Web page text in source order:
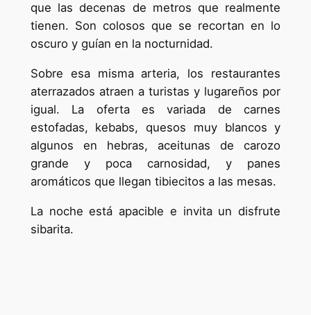
que las decenas de metros que realmente
tienen. Son colosos que se recortan en lo
oscuro y guían en la nocturnidad.
Sobre esa misma arteria, los restaurantes
aterrazados atraen a turistas y lugareños por
igual. La oferta es variada de carnes
estofadas, kebabs, quesos muy blancos y
algunos en hebras, aceitunas de carozo
grande y poca carnosidad, y panes
aromáticos que llegan tibiecitos a las mesas.
La noche está apacible e invita un disfrute
sibarita.